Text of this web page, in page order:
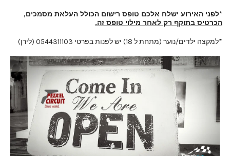
*לפני האירוע ישלח אלכם טופס רישום הכולל העלאת מסמכים,
הכרטיס בתוקף רק לאחר מילוי טופס זה.
*למקצה ילדים/נוער (מתחת ל 18) יש לפנות בפרטי 0544311103 (לירן)